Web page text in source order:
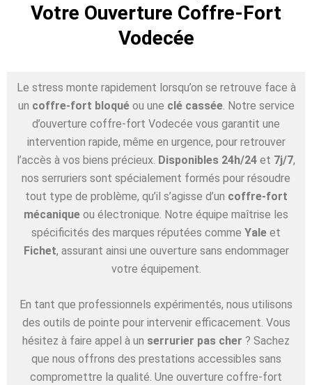
Votre Ouverture Coffre-Fort
Vodecée
Le stress monte rapidement lorsqu’on se retrouve face à
un coffre-fort bloquéou une clé cassée. Notre service
d’ouverture coffre-fort Vodecée vous garantit une
intervention rapide, même en urgence, pour retrouver
l’accès à vos biens précieux. Disponibles 24h/24 et 7j/7,
nos serruriers sont spécialement formés pour résoudre
tout type de problème, qu’il s’agisse d’un coffre-fort
mécanique ou électronique. Notre équipe maîtrise les
spécificités des marques réputées comme Yale et
Fichet, assurant ainsi une ouverture sans endommager
votre équipement.
En tant que professionnels expérimentés, nous utilisons
des outils de pointe pour intervenir efficacement. Vous
hésitez à faire appel à un serrurier pas cher ? Sachez
que nous offrons des prestations accessibles sans
compromettre la qualité. Une ouverture coffre-fort